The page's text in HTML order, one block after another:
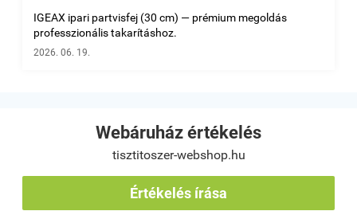
IGEAX ipari partvisfej (30 cm) — prémium megoldás
professzionális takarításhoz.
2026. 06. 19.
Webáruház értékelés
tisztitoszer-webshop.hu
Értékelés írása